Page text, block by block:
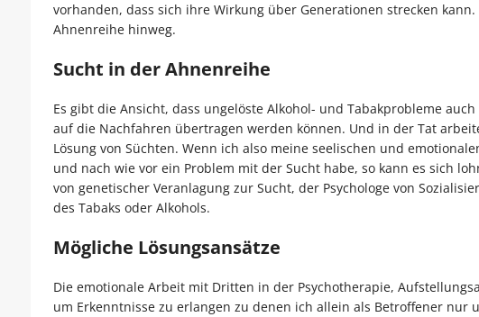
vorhanden, dass sich ihre Wirkung über Generationen strecken
Ahnenreihe hinweg.
Sucht in der Ahnenreihe
Es gibt die Ansicht, dass ungelöste Alkohol- und Tabakprobleme
auf die Nachfahren übertragen werden können. Und in der Tat
Lösung von Süchten. Wenn ich also meine seelischen und
und nach wie vor ein Problem mit der Sucht habe, so kann es sich
von genetischer Veranlagung zur Sucht, der Psychologe von
des Tabaks oder Alkohols.
Mögliche Lösungsansätze
Die emotionale Arbeit mit Dritten in der Psychotherapie,
um Erkenntnisse zu erlangen zu denen ich allein als Betroffener